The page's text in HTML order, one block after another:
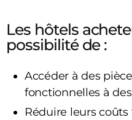
Les hôtels
possibilité de :
Accéder à des
fonctionnelles à
Réduire leurs